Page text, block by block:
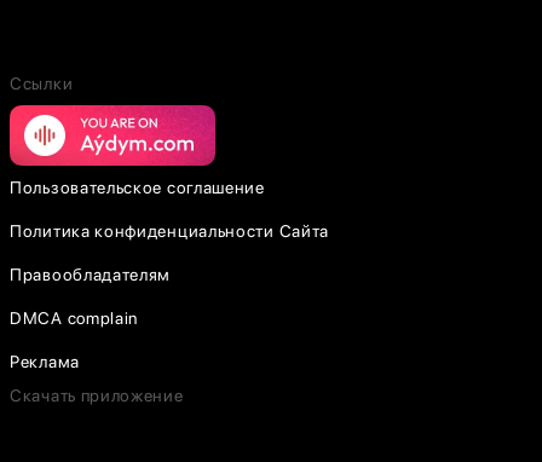
Ссылки
Пользовательское соглашение
Политика конфиденциальности Сайта
Правообладателям
DMCA complain
Реклама
Скачать приложение